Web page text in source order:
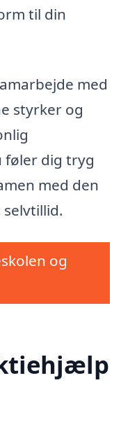
til din
med
styrker og
føler dig tryg
med den
og